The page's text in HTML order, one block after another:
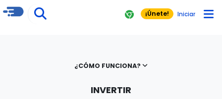
¡Únete! Iniciar
¿CÓMO FUNCIONA?
INVERTIR